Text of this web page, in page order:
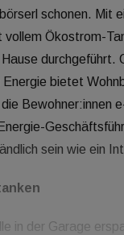
schonen. Mit
vollem Ökostrom-
Energie bietet
Bewohner:innen
sein wie ein
in der Garage